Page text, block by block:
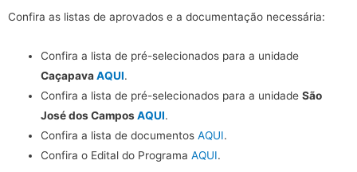
Confira as listas de aprovados e a documentação necessária:
Confira a lista de pré-selecionados para a unidade
CaçapavaAQUI.
Confira a lista de pré-selecionados para a unidadeSão
José dos CamposAQUI.
Confira a lista de documentosAQUI.
Confira o Edital do ProgramaAQUI.